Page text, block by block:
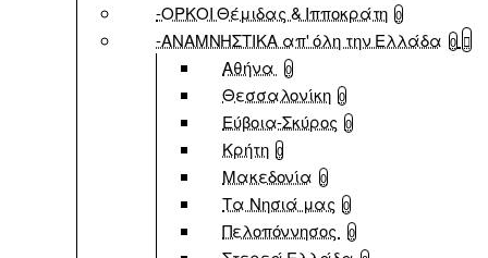
-ΟΡΚΟΙ Θέμιδας & Ιπποκράτη 0
-ΑΝΑΜΝΗΣΤΙΚΑ απ' όλη την Ελλάδα 0
Αθήνα 0
Θεσσαλονίκη 0
Εύβοια-Σκύρος 0
Κρήτη 0
Μακεδονία 0
Τα Νησιά μας 0
Πελοπόννησος 0